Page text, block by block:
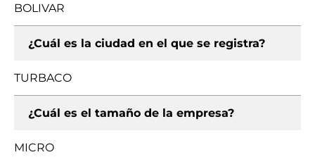
BOLIVAR
¿Cuál es la ciudad en el que se registra?
TURBACO
¿Cuál es el tamaño de la empresa?
MICRO